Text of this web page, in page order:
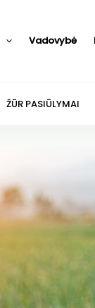
Vadovybė
ŽŪR PASIŪLYMAI